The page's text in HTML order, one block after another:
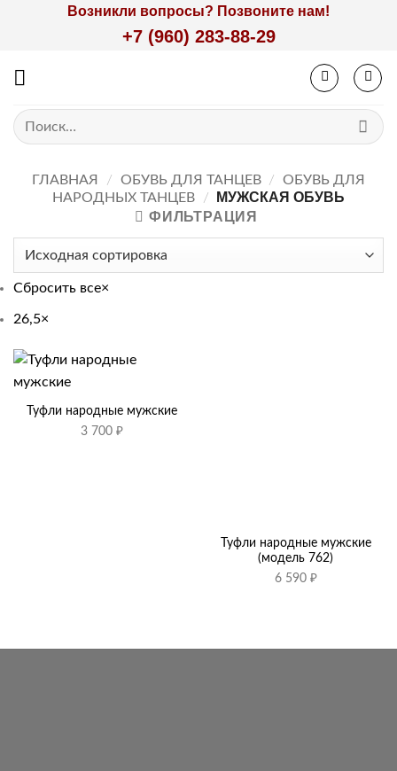
Возникли вопросы? Позвоните нам!
+7 (960) 283-88-29
Искать:
ГЛАВНАЯ / ОБУВЬ ДЛЯ ТАНЦЕВ /
ОБУВЬ ДЛЯ
НАРОДНЫХ ТАНЦЕВ
/
МУЖСКАЯ ОБУВЬ
ФИЛЬТРАЦИЯ
Сбросить все×
26,5×
Туфли народные мужские
3 700 ₽
Туфли народные мужские
(модель 762)
6 590 ₽